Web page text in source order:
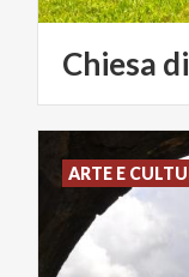
Chiesa di
ARTE E